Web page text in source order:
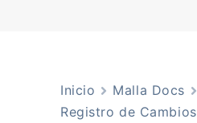
Inicio Malla Docs
Registro de Cambios